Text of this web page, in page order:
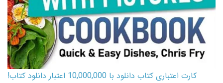
کارت اعتباری کتاب دانلود با 10,000,000 اعتبار دانلود کتاب!